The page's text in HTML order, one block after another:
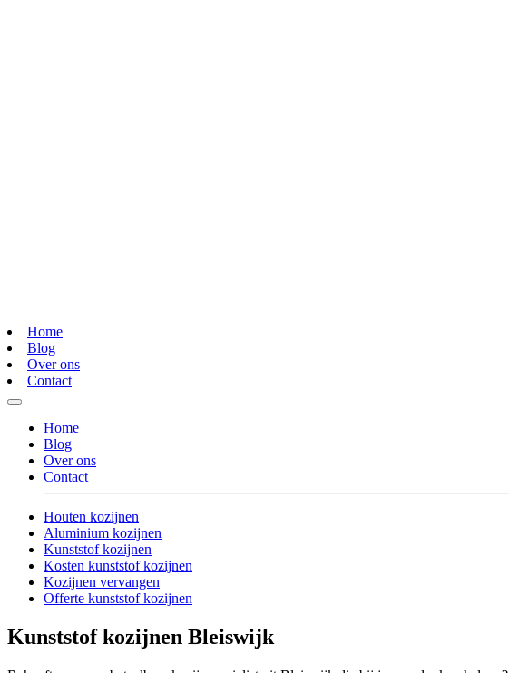
Home
Blog
Over ons
Contact
Home
Blog
Over ons
Contact
Houten kozijnen
Aluminium kozijnen
Kunststof kozijnen
Kosten kunststof kozijnen
Kozijnen vervangen
Offerte kunststof kozijnen
Kunststof kozijnen Bleiswijk